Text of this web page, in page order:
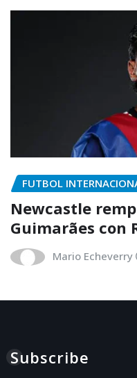
FUTBOL
Newcastle
Guimarães con
Mario Echeverry
Subscribe